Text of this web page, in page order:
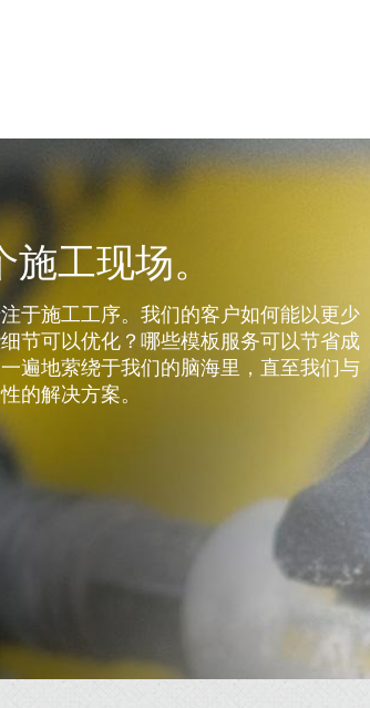
施工现场。
于施工工序。我们的客户如何能以更少
节可以优化？哪些模板服务可以节省成
遍地萦绕于我们的脑海里，直至我们与
的解决方案。